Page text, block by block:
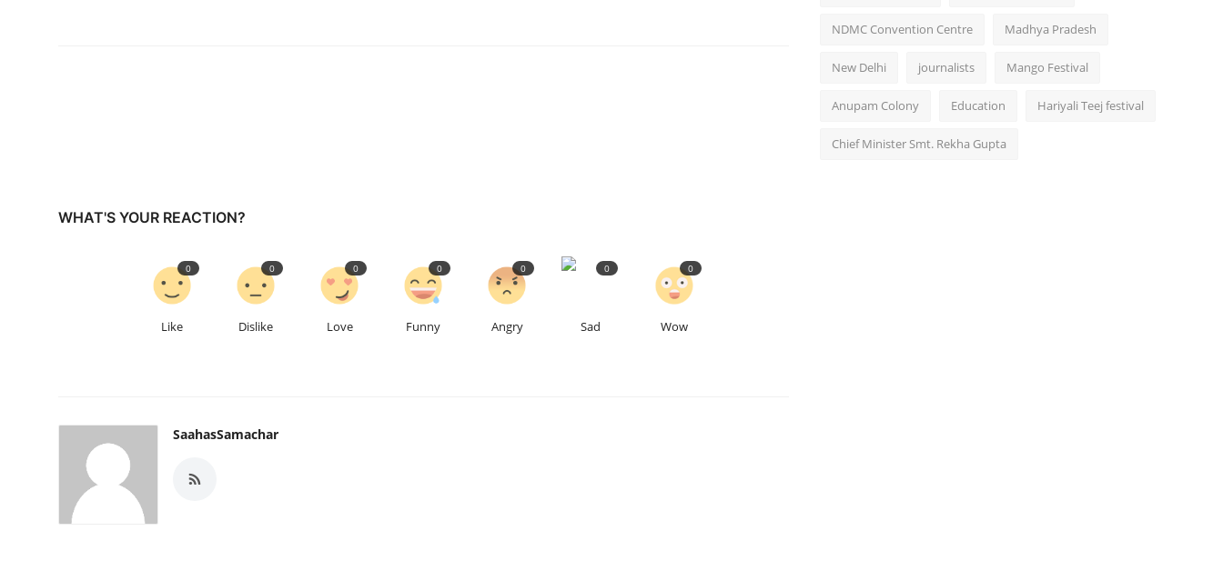
WHAT'S YOUR REACTION?
Like
0
Dislike
0
Love
0
Funny
0
Angry
0
Sad
0
Wow
0
SaahasSamachar
NDMC Convention Centre Madhya Pradesh
New Delhi journalists Mango Festival
Anupam Colony Education Hariyali Teej festival
Chief Minister Smt. Rekha Gupta